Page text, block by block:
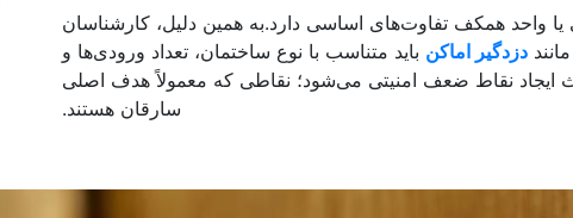
یا واحد همکف تفاوت‌های اساسی دارد.به همین دلیل، کارشناسان
دزدگیر اماکن باید متناسب با نوع ساختمان، تعداد ورودی‌ها و
ایجاد نقاط ضعف امنیتی می‌شود؛ نقاطی که معمولاً هدف اصلی
سارقان هستند.